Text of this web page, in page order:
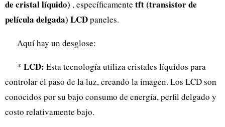
de cristal líquido) , específicamente tft (transistor de
película delgada) LCDpaneles.
Aquí hay un desglose:
* LCD: Esta tecnología utiliza cristales líquidos para
controlar el paso de la luz, creando la imagen. Los LCD son
conocidos por su bajo consumo de energía, perfil delgado y
costo relativamente bajo.